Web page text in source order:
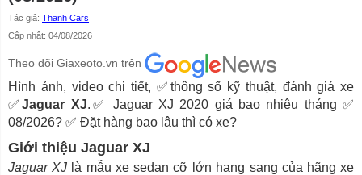
Tác giả: Thanh Cars
Cập nhật: 04/08/2026
Theo dõi Giaxeoto.vn trên
Hình ảnh, video chi tiết, ✅thông số kỹ thuật, đánh giá xe
✅Jaguar XJ.✅ Jaguar XJ 2020 giá bao nhiêu tháng ✅
08/2026? ✅ Đặt hàng bao lâu thì có xe?
Giới thiệu Jaguar XJ
Jaguar XJ là mẫu xe sedan cỡ lớn hạng sang của hãng xe